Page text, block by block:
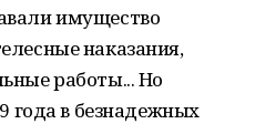
имущество
наказания,
работы... Но
года в безнадежных